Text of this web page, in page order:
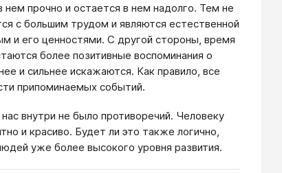
прочно и остается в нем надолго. Тем не
с большим трудом и являются естественной
и его ценностями. С другой стороны, время
более позитивные воспоминания о
и сильнее искажаются. Как правило, все
припоминаемых событий.
внутри не было противоречий. Человеку
и красиво. Будет ли это также логично,
уже более высокого уровня развития.